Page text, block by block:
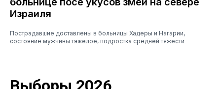
Израиля
Пострадавшие доставлены в больницы Хадеры и Нагарии,
состояние мужчины тяжелое, подростка средней тяжести